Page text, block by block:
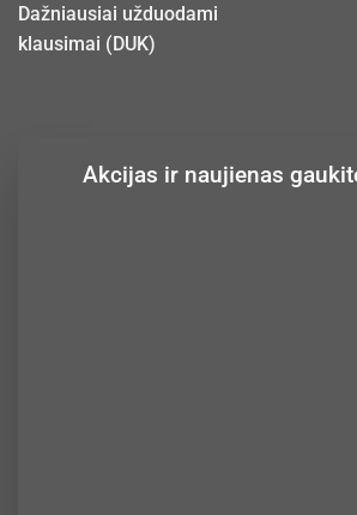
Dažniausiai užduodami
klausimai (DUK)
Akcijas ir naujienas